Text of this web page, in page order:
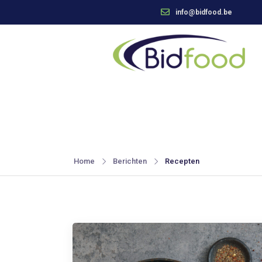
info@bidfood.be
Home Berichten Recepten